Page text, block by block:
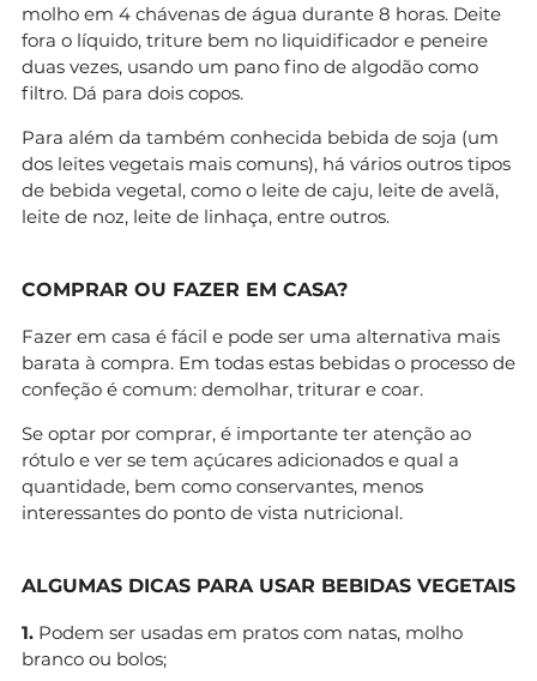
molho em 4 chávenas de água durante 8 horas. Deite
fora o líquido, triture bem no liquidificador e peneire
duas vezes, usando um pano fino de algodão como
filtro. Dá para dois copos.
Para além da também conhecida bebida de soja (um
dos leites vegetais mais comuns), há vários outros tipos
de bebida vegetal, como o leite de caju, leite de avelã,
leite de noz, leite de linhaça, entre outros.
COMPRAR OU FAZER EM CASA?
Fazer em casa é fácil e pode ser uma alternativa mais
barata à compra. Em todas estas bebidas o processo de
confeção é comum: demolhar, triturar e coar.
Se optar por comprar, é importante ter atenção ao
rótulo e ver se tem açúcares adicionados e qual a
quantidade, bem como conservantes, menos
interessantes do ponto de vista nutricional.
ALGUMAS DICAS PARA USAR BEBIDAS VEGETAIS
1. Podem ser usadas em pratos com natas, molho
branco ou bolos;